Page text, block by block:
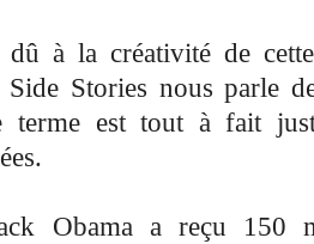
dû à la créativité de
Side Stories nous parle
terme est tout à fait
Obama a reçu 150